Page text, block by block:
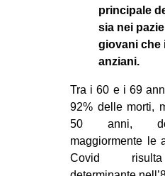
principale
sia nei
giovani che
anziani.
Tra i 60 e i 69
92% delle morti,
50 anni,
maggiormente le
Covid